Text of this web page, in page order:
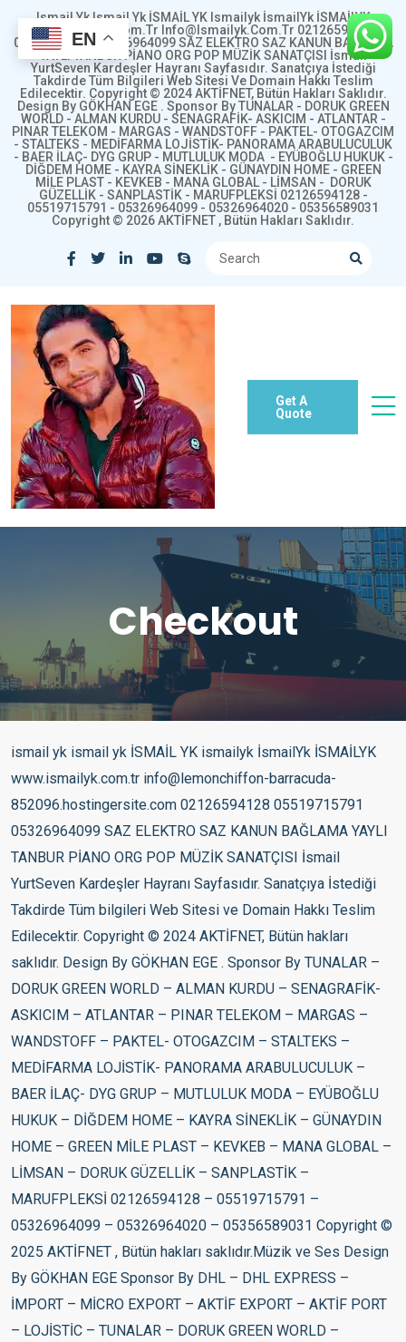
Ismail Yk Ismail Yk İSMAİL YK Ismailyk İsmailYk İSMAİLYK
Www.ismailyk.com.tr Info@ismailyk.com.tr 02126594128
05519715791 05326964099 SAZ ELEKTRO SAZ KANUN BAĞLAMA
YAYLI TANBUR PİANO ORG POP MÜZİK SANATÇISI İsmail
YurtSeven Kardeşler Hayranı Sayfasıdır. Sanatçıya İstediği
Takdirde Tüm Bilgileri Web Sitesi Ve Domain Hakkı Teslim
Edilecektir. Copyright © 2024 AKTİFNET, Bütün Hakları Saklıdır.
Design By GÖKHAN EGE . Sponsor By TUNALAR - DORUK GREEN
WORLD - ALMAN KURDU - SENAGRAFİK- ASKICIM - ATLANTAR -
PINAR TELEKOM - MARGAS - WANDSTOFF - PAKTEL- OTOGAZCIM
- STALTEKS - MEDİFARMA LOJİSTİK- PANORAMA ARABULUCULUK
- BAER İLAÇ- DYG GRUP - MUTLULUK MODA - EYÜBOĞLU HUKUK -
DİĞDEM HOME - KAYRA SİNEKLİK - GÜNAYDIN HOME - GREEN
MİLE PLAST - KEVKEB - MANA GLOBAL - LİMSAN - DORUK
GÜZELLİK - SANPLASTİK - MARUFPLEKSİ 02126594128 -
05519715791 - 05326964099 - 05326964020 - 05356589031
Copyright © 2026 AKTİFNET , Bütün Hakları Saklıdır.
Get A
Quote
Checkout
ismail yk ismail yk İSMAİL YK ismailyk İsmailYk İSMAİLYK www.ismailyk.com.tr info@lemonchiffon-barracuda-852096.hostingersite.com 02126594128 05519715791 05326964099 SAZ ELEKTRO SAZ KANUN BAĞLAMA YAYLI TANBUR PİANO ORG POP MÜZİK SANATÇISI İsmail YurtSeven Kardeşler Hayranı Sayfasıdır. Sanatçıya İstediği Takdirde Tüm bilgileri Web Sitesi ve Domain Hakkı Teslim Edilecektir. Copyright © 2024 AKTİFNET, Bütün hakları saklıdır. Design By GÖKHAN EGE . Sponsor By TUNALAR – DORUK GREEN WORLD – ALMAN KURDU – SENAGRAFİK- ASKICIM – ATLANTAR – PINAR TELEKOM – MARGAS – WANDSTOFF – PAKTEL- OTOGAZCIM – STALTEKS – MEDİFARMA LOJİSTİK- PANORAMA ARABULUCULUK – BAER İLAÇ- DYG GRUP – MUTLULUK MODA – EYÜBOĞLU HUKUK – DİĞDEM HOME – KAYRA SİNEKLİK – GÜNAYDIN HOME – GREEN MİLE PLAST – KEVKEB – MANA GLOBAL – LİMSAN – DORUK GÜZELLİK – SANPLASTİK – MARUFPLEKSİ 02126594128 – 05519715791 – 05326964099 – 05326964020 – 05356589031 Copyright © 2025 AKTİFNET , Bütün hakları saklıdır.Müzik ve Ses Design By GÖKHAN EGE Sponsor By DHL – DHL EXPRESS – İMPORT – MİCRO EXPORT – AKTİF EXPORT – AKTİF PORT – LOJİSTİC – TUNALAR – DORUK GREEN WORLD – ASKICIM Doğum adı İsmail Yurtseven Doğum 5 Temmuz 1978 (44 yaşında) Hamm, Almanya Tarzlar Fantezi müzik, Arabesk, Rnb Meslekler Şarkıcı, söz yazarı, besteci,aranjör Etkin yıllar 1995-günümüz Müzik şirketi Avrupa, Musicom İlişkili hareketler Yurtseven Kardeşler Resmî site ismailyk.com İsmail YK ya da gerçek ismiyle İsmail Yurtseven (d. 5 Temmuz 1978, Hamm) Türk şarkıcı. 2006 yılında çıkan Bombabomba.com başlıklı albümü, Türkiye’de yılın en çok satan albümü oldu.[1] Hayatı ve kariyeri Yurtseven Kardeşler Müzik grubunun en küçük solistidir. 1978 yılında Sivas’tan Almanya’ya fabrika işçisi olarak göç eden Ali Rıfat ve eşi Zerife Yurtseven çiftinin müzikle uğraşan beş çocuğundan en küçüğü olan İsmail YK, 5 Temmuz 1978 yılında sabah 05.00’te Almanya, Hamm’da dünyaya gelmiştir. 7 yaşında kardeşleriyle birlikte sahnelere çıkmaya başlamıştır. Yurtseven Kardeşler olarak 1985 ve 1987 yıllarında 2 amatör albüm çıkarmışlardır. 1988 yılında ZDF televizyonunda “Nachbarn in Europa” adlı programa davet edilmiştir. 13 yaşında tam olarak sahne hayatına başlamış ve 1995 yılında ise profesyonel müzik kariyerine adım atmıştır. Alişan, Seda Sayan, Kibariye, Ebru Yaşar gibi sanatçılara birçok beste vermiş, albümlerinde aranje ve müzik yönetmenliği yapmıştır. Konservatuvarda piyano ve gitar mezunudur. Diskografisi Albümleri Şappur Şuppur (2004) – Türkiye satış 1.250.000 Bombabomba.com (2006) – Türkiye satış: 600.000 Bas Gaza (2008) – Türkiye satış: 450.000 Haydi Bastır (2009) – Türkiye satış: 1.500.000 Psikopat (2011) – Türkiye satış: 150.000 Metropol (2012) – Türkiye satış: 100.000 Kıyamet (2015) Tansiyon (2018) Video klipleri Üfle (2004) – Şappur Şuppur Şappur Şuppur (2004) – Şappur Şuppur Nerdesin (2004) – Şappur Şuppur Son Defa (2004) – Şappur Şuppur Tıkla (2005) – Şappur Şuppur İsterim Seni (2005) – Şappur Şuppur Www.Bombabomba.com (2006) Allah Belanı Versin (2006) Git Hadi Git (2006) Bu Şarkının Sözleri yok (2007) Şekerim (2007) Bas Gaza (2008) – Bas Gaza Yar Gitme (2008) – Bas Gaza Bir Numara (2009) – Bas Gaza Haydi Bastır (2009) – Haydi Bastır Çılgın (2009) – Haydi Bastır Neden (2010) – Haydi Bastır Kudur Baby (2010) – Haydi Bastır Dokuz Mevsim (2010) – Haydi Bastır One Minute (2011) – Single Sanane (2011) – Psikopat Psikopat (2011) – Psikopat Duydum ki Çok Mutsuzsun (2011) – Psikopat Ben Senin Ananın (2012) – Metropol Radikal Feminist (2012) Aramanı Bekledim (2013) – Metropol Ya Senin Olurum (2013) – Metropol Doğum Günün Haram Olsun (2014) Nasıl Mutluluklar Dilerim (Erkam Aydar ile düet) (2014) Ah Leylim (2015) Özlüyorum Ben Seni (2015) Kıyamet Kopar (2016) Allah Belanı Versin (Rock Versiyon 2016) Zor Gelecek (Mekin ile düet) (2016) Zaten Ayrılacaktık (Mustafa Arapoğlu ile düet) (2016) Geber (2017) 80 80 160 (2017) Meyhoş Oldum (2018) Kibarım (2018) Tansiyon (2018) Bir Daha Sevmem (2018) Fanatik (2018) Alıştım Sana (2018) Yaralıyım (2018) Radikal Feminist (2018) Damar Damar (Mud ile düet) (2019) Aşığım (Tanery ile düet) (2019) Hep Seninle Olmak (2019) Çikolatam (2019) Yala Dur (2019) Oha (2020) Yaktırdın Bir Sigara (2020) Ayvayı Yemiş (2020) Hadi Ya (2021) Dokuz Mevsim (Akustik) (Ece Mumay ile düet) (2021) Aşkına Memnu (2021) Tatlı Kız (2021) Ağlarsan Ağla (2021) Ayrılmam (Hayat ile düet) (2021) Şımarık (2022) Bana Neden Kıydın (2022) Cehennem (2022) Ağzı Olan Konuşuyor (2022) Dondurmalar Benden (2022) Dertli Dertli (2022) Dağlar Seni Delik Delik Delerim (Türkü) (2022) Sen Gidemezsin (Dila Y. ile düet) (2023) Derdo Baba (2023) Filmografisi Selena (2006) Konuk Oyuncu Korkusuzlar (2007) İsmail Oyun Başladı (2009) Kanka Türkan Hanım’ın Konağı (2021) Konuk Oyuncu Reklamlar Namlı yoğurtları (2006) Dora Hospital (7 Haziran 2013) Norveç Klinik (2017) Namlı peyniri (2020) Namlı Sarı Gelin Çayı (2020) Ödülleri Yıl Ödül veren organizasyon Kategori 2005 32. Altın Kelebek Ödülleri Yılın En İyi Çıkış Yapan Sanatçısı (Şappur Şuppur) 2005 32. Altın Kelebek Ödülleri Umud Vaat Eden En Genç Yıldız Ödülü (Şappur Şuppur) 2005 4. MÜ-YAP Müzik Ödülleri Diamond Albüm Ödülü (Şappur Şuppur) 2005 4. MÜ-YAP Müzik Ödülleri Albüm Başarı Ödülü (Şappur Şuppur) 2005 Aşk Fm Yılın En İyi Sanatçısı (İsmail YK) 2005 Aşk Fm Yılın En İyi Şarkısı (İsmail YK – Nerdesin) 2005 Olay Gazetesi İz Bırakanlar Ödülü (İsmail YK) 2005 İstanbul FM9 İFA Performans Kutlama Ödülü (İsmail YK) 2005 İlhami Ahmed Örnekal İ.Ö.O Yılın En İyi Çıkış Yapan Sanatçısı (İsmail YK) 2006 5. MÜ-YAP Müzik Ödülleri Albüm Satış Ödülü (Yurtseven Kardeşler/Şimdi Halay Zamanı) 2006 Future Dergisi Müzik Ödülleri Yılın En İyi Fantazi Sanatçısı (İsmail YK) 2007 6. MÜ-YAP Müzik Ödülleri Diamond Albüm Ödülü (www.bombabomba.com) 2007 6. MÜ-YAP Müzik Ödülleri Yılın En Fazla Satan Mekanik Albüm Ödülü (www.bombabomba.com) 2007 6. MÜ-YAP Müzik Ödülleri Yılın En Fazla Satan Dijital Albüm Ödülü (www.bombabomba.com) 2007 6. MÜ-YAP Müzik Ödülleri Tüketici Albüm Kalite Ödülü (www.bombabomba.com) 2007 13. Kral TV Video Müzik Ödülleri En İyi Arabesk-Fantazi Erkek Sanatçısı (Git Hadi Git) 2007 14. Altın Objektif Ödülleri Yılın Albümü (İsmail YK – www.bombabomba.com) 2008 7. MÜ-YAP Müzik Ödülleri Platin Albüm Satış Ödülü (Yurtseven Kardeşler/Sen Hiç Aşık Oldun Mu) 2008 7. MÜ-YAP Müzik Ödülleri Dijital Kullanım Ödülü (Yurtseven Kardeşler/Sen Hiç Aşık Oldun Mu) 2008 14. Kral TV Video Müzik Ödülleri En İyi Arabesk-Fantazi Erkek Sanatçısı (Bu Şarkının Sözleri Yok) 2008 7. MÜ-YAP Müzik Ödülleri Dijital Kullanım Ödülü (Git Hadi Git) 2009 15. Kral TV Video Müzik Ödülleri Yılın Fantezi-Arabesk Sanatçısı (Bas Gaza) 2009 8. MÜ-YAP Müzik Ödülleri Platin Albüm Satış Ödülü (Bas Gaza) 2009 8. MÜ-YAP Müzik Ödülleri Dijital Ödül (Bas Gaza) 2009 8. MÜ-YAP Müzik Ödülleri Dijital Ödül (Yar Gitme) 2009 16.Altın Objektif Ödülleri Yılın Albümü (Bas Gaza) 2009 Avea Dijital Müzik Ödülleri Şarkıları En Çok İndirilen Sanatçı (İsmail YK) 2009 TTnet Müzik Portalı Tüm Zamanların En Çok İndirilen Şarkısı (İsmail YK – Bas Gaza) 2009 Türkiye Nielsen 5 Yılda Marka Olabilmeyi Başaran Tek Sanatçı (İsmail YK) 2010 13. Azerbaycan Ulusal Müzik Ödülleri Yılın En Sevilen Sanatçısı (İsmail YK) 2010 Amerika/TechCruch Dünyaca Ün’e Kavuşmuş Türk Müzik Sanatçısı (Çılgın/Facebook-İsmail YK) 2011 Türkiye A.S.A.G.M Türk Gençlik İdolü (İsmail YK) 2012 Özel Erdil Koleji Yılın Sanatçısı (İsmail YK) 2012 Geleneksel Taksici Ödülleri Taksiciler Sevgi Kardeşlik Ödülü (İsmail YK) 2012 Geleneksel Taksici Ödülleri Dijital Platformda En Çok Dinlenen Sanatçı (İsmail YK) 2013 Bakırköy Özel İlköğretim Okulu Çocuklarla En İyi Diyalog Kuran Sanatçı (İsmail YK) 2015 Avrupa Başarı Ödülü Avrupa’da en iyi Türk yılın albümü ödülü (İsmail YK)Pop Müzik Genre 57Pop 36Folk, World, & Country 10Electronic 4Jazz 4Non-Music All Style 26Europop 9Vocal 7Ballad 6Folk 3Ethno-pop All Format 52Album 49CD 11Compilation 9Cassette 4LP All Country 56Turkey 2Europe 2Romania 2Russia 2Serbia All Decade 142010 332000 91990 81980 Help on searching Advanced searchMüzik ve Ses All 53Release 12Master 1Artist Label Search Marketplace Exploring ismail yk 1 – 66 of 66 Prev NextSort Relevance İsmail YK İsmail YK İsmail-YK* – Bombabomba.com Bombabomba.com İsmail-YK* İsmail-YK* – Şappur Şuppur Şappur Şuppur İsmail-YK* İsmail-YK* – Şappur Şuppur Şappur Şuppur İsmail-YK* İsmail-YK* – Psikopat Psikopat İsmail-YK* İsmail YK – Metropol Metropol İsmail YK İsmail-YK* – Bas Gaza Bas Gaza İsmail-YK* İsmail-YK* – Haydi Bastır Haydi Bastır İsmail-YK* İsmail YK – Solo Album Solo Album İsmail YK İsmail YK – Kıyamet Kıyamet İsmail YK İsmail-YK* – Tansiyon Tansiyon İsmail-YK* İsmail-YK* – Şappur Şuppur Şappur Şuppur İsmail-YK* İsmail-YK* – Şappur Şuppur Şappur Şuppur İsmail-YK* Nilüfer – Bir Selam Yeter Bir Selam Yeter Nilüfer Nilüfer – Esmer Günler Esmer Günler Nilüfer Yurtseven Kardeşler – Şimdi Halay Zamanı Şimdi Halay Zamanı Yurtseven Kardeşler Yurtseven Kardeşler – Şimdi Halay Zamanı Şimdi Halay Zamanı Yurtseven Kardeşler İsmail YK – Geber Geber İsmail YK Nilüfer – Bir Selam Yeter Bir Selam Yeter Nilüfer İsmail YK – 80 80 160 Seksen Seksen Yüzaltmış 80 80 160 Seksen Seksen Yüzaltmış İsmail YK Bombabomba.com İsmail-YK* Nilüfer – Esmer Günler Esmer Günler Nilüfer Nilüfer – Esmer Günler Esmer Günler Nilüfer Nilüfer – Geceler Geceler Nilüfer Nilüfer – Geceler Geceler Nilüfer Yurtseven Kardesler* – Sen Hiç Aşık Oldun Mu ? Sen Hiç Aşık Oldun Mu ? Yurtseven Kardesler* Nalan* – Adresi Biliyorsun Adresi Biliyorsun Nalan* Yurtseven Kardeşler – Toprak Toprak Yurtseven Kardeşler Funky G (2) – Osmi Smrtni Greh Osmi Smrtni Greh Funky G (2) İntizar – Ihlamurlar Altında (Nazar Boncuğu) Ihlamurlar Altında (Nazar Boncuğu) İntizar Yurtseven Kardeşler – Toprak Toprak Yurtseven Kardeşler The Sun Ra Arkestra Meets Salah Ragab Plus The Cairo Jazz Band And The Cairo Free Jazz Ensemble – In Egypt In Egypt The Sun Ra Arkestra Meets Salah Ragab Plus The Cairo Jazz Band And The Cairo Free Jazz Ensemble Nalan* – Adresi Biliyorsun Adre
EN